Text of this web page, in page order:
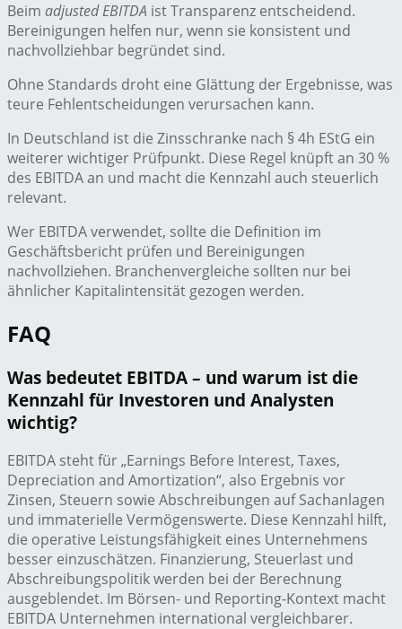
Beim adjusted EBITDA ist Transparenz entscheidend.
Bereinigungen helfen nur, wenn sie konsistent und
nachvollziehbar begründet sind.
Ohne Standards droht eine Glättung der Ergebnisse, was
teure Fehlentscheidungen verursachen kann.
In Deutschland ist die Zinsschranke nach § 4h EStG ein
weiterer wichtiger Prüfpunkt. Diese Regel knüpft an 30 %
des EBITDA an und macht die Kennzahl auch steuerlich
relevant.
Wer EBITDA verwendet, sollte die Definition im
Geschäftsbericht prüfen und Bereinigungen
nachvollziehen. Branchenvergleiche sollten nur bei
ähnlicher Kapitalintensität gezogen werden.
FAQ
Was bedeutet EBITDA – und warum ist die
Kennzahl für Investoren und Analysten
wichtig?
EBITDA steht für „Earnings Before Interest, Taxes,
Depreciation and Amortization“, also Ergebnis vor
Zinsen, Steuern sowie Abschreibungen auf Sachanlagen
und immaterielle Vermögenswerte. Diese Kennzahl hilft,
die operative Leistungsfähigkeit eines Unternehmens
besser einzuschätzen. Finanzierung, Steuerlast und
Abschreibungspolitik werden bei der Berechnung
ausgeblendet. Im Börsen- und Reporting-Kontext macht
EBITDA Unternehmen international vergleichbarer.